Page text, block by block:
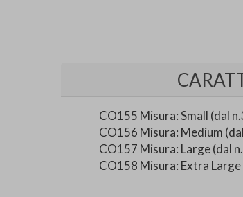
CO155 Misura: Small (dal
CO156 Misura: Medium
CO157 Misura: Large (dal
CO158 Misura: Extra Large